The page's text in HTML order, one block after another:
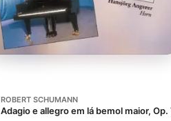
ROBERT SCHUMANN
Adagio e allegro em lá bemol maior, Op.